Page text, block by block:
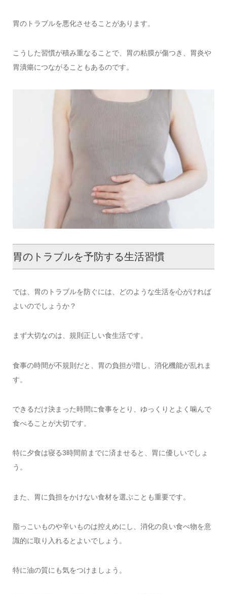
胃のトラブルを悪化させることがあります。
こうした習慣が積み重なることで、胃の粘膜が傷つき、胃炎や
胃潰瘍につながることもあるのです。
胃のトラブルを予防する生活習慣
では、胃のトラブルを防ぐには、どのような生活を心がければ
よいのでしょうか？
まず大切なのは、規則正しい食生活です。
食事の時間が不規則だと、胃の負担が増し、消化機能が乱れま
す。
できるだけ決まった時間に食事をとり、ゆっくりとよく噛んで
食べることが大切です。
特に夕食は寝る3時間前までに済ませると、胃に優しいでしょ
う。
また、胃に負担をかけない食材を選ぶことも重要です。
脂っこいものや辛いものは控えめにし、消化の良い食べ物を意
識的に取り入れるとよいでしょう。
特に油の質にも気をつけましょう。